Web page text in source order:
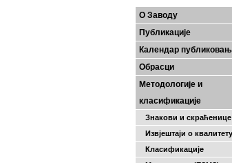
О Заводу
Публикације
Календар
Обрасци
Методологије и
класификације
Знакови и скраћенице
Извјештаји о квалитету
Класификације